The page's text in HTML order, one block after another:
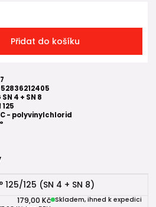
Přidat do košíku
SN 4 + SN 8
125
- polyvinylchlorid
125 (SN 4 + SN 8)
179,00 Kč Skladem, ihned k expedici